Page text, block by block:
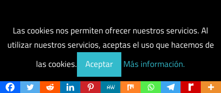
Navegación
entradas
Entrada anterior
Sportium (SPRT) Token ¿Qué es, cómo comprar y
precio?
Entrada siguiente
Las cookies nos permiten ofrecer nuestros servicios. Al
utilizar nuestros servicios, aceptas el uso que hacemos de
las cookies.
Aceptar Más información.